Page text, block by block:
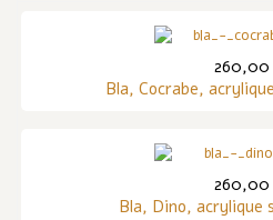
260,00
Bla, Cocrabe,
260,00
Bla, Dino, acrylique